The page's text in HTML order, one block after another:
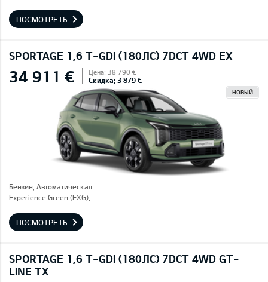
ПОСМОТРЕТЬ
SPORTAGE 1,6 T-GDI (180ЛС) 7DCT 4WD EX
34 911 € Цена: 38 790 €
Скидка: 3 879 €
НОВЫЙ
Бензин, Автоматическая
Experience Green (EXG),
ПОСМОТРЕТЬ
SPORTAGE 1,6 T-GDI (180ЛС) 7DCT 4WD GT-
LINE TX